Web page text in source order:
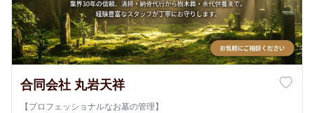
合同会社 丸岩天祥
【プロフェッショナルなお墓の管理】